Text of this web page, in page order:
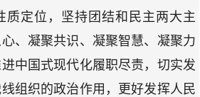
质定位，坚持团结和民主两大主
、凝聚共识、凝聚智慧、凝聚力
中国式现代化履职尽责，切实发
组织的政治作用，更好发挥人民